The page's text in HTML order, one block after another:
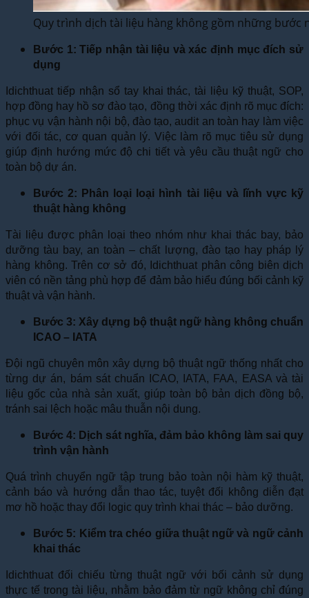
Quy trình dịch tài liệu hàng không gồm những bước
Bước 1: Tiếp nhận tài liệu và xác định mục đích sử
dụng
Idichthuat tiếp nhận sổ tay khai thác, tài liệu kỹ thuật, SOP,
hợp đồng hay hồ sơ đào tạo, đồng thời xác định rõ mục đích:
phục vụ vận hành nội bộ, đào tạo, audit an toàn hay làm việc
với đối tác, cơ quan quản lý. Việc làm rõ mục tiêu sử dụng
giúp định hướng mức độ chi tiết và yêu cầu thuật ngữ cho
toàn bộ dự án.
Bước 2: Phân loại loại hình tài liệu và lĩnh vực kỹ
thuật hàng không
Tài liệu được phân loại theo nhóm như khai thác bay, bảo
dưỡng tàu bay, an toàn – chất lượng, đào tạo hay pháp lý
hàng không. Trên cơ sở đó, Idichthuat phân công biên dịch
viên có nền tảng phù hợp để đảm bảo hiểu đúng bối cảnh kỹ
thuật và vận hành.
Bước 3: Xây dựng bộ thuật ngữ hàng không chuẩn
ICAO – IATA
Đội ngũ chuyên môn xây dựng bộ thuật ngữ thống nhất cho
từng dự án, bám sát chuẩn ICAO, IATA, FAA, EASA và tài
liệu gốc của nhà sản xuất, giúp toàn bộ bản dịch đồng bộ,
tránh sai lệch hoặc mâu thuẫn nội dung.
Bước 4: Dịch sát nghĩa, đảm bảo không làm sai quy
trình vận hành
Quá trình chuyển ngữ tập trung bảo toàn nội hàm kỹ thuật,
cảnh báo và hướng dẫn thao tác, tuyệt đối không diễn đạt
mơ hồ hoặc thay đổi logic quy trình khai thác – bảo dưỡng.
Bước 5: Kiểm tra chéo giữa thuật ngữ và ngữ cảnh
khai thác
Idichthuat đối chiếu từng thuật ngữ với bối cảnh sử dụng
thực tế trong tài liệu, nhằm bảo đảm từ ngữ không chỉ đúng